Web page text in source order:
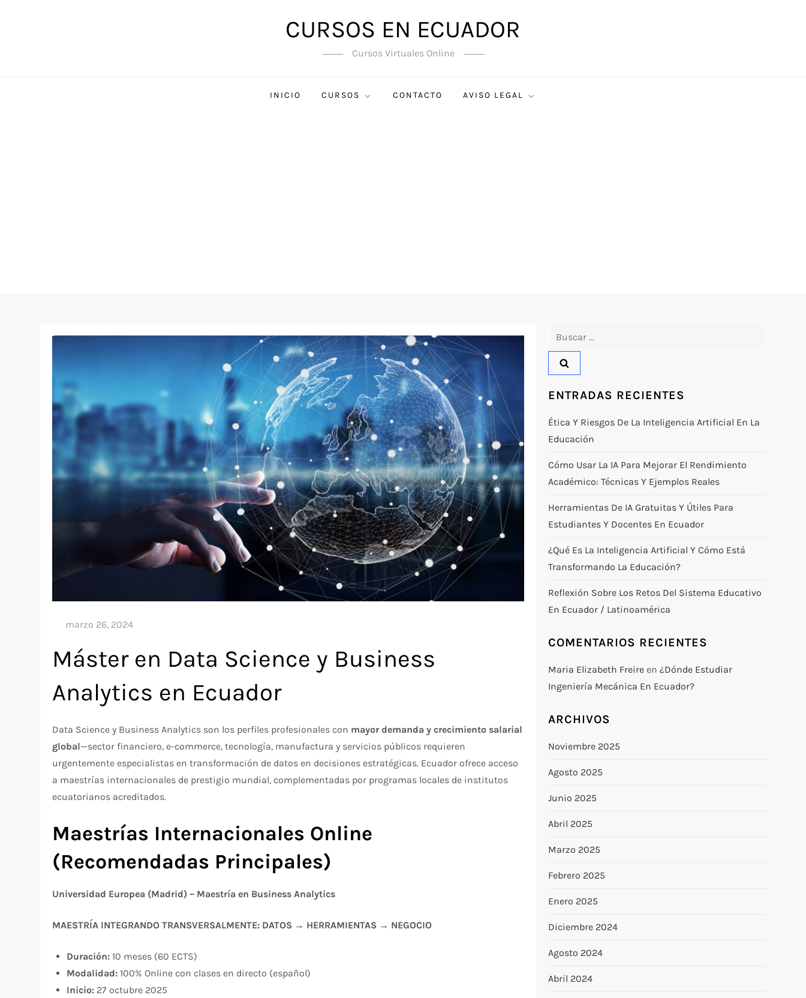
CURSOS EN ECUADOR
Cursos Virtuales Online
INICIO CURSOS CONTACTO AVISO LEGAL
Máster en Data Science y Business
Analytics en Ecuador
Data Science y Business Analytics son los perfiles profesionales con mayor demanda y crecimiento salarial
global—sector financiero, e-commerce, tecnología, manufactura y servicios públicos requieren
urgentemente especialistas en transformación de datos en decisiones estratégicas. Ecuador ofrece acceso
a maestrías internacionales de prestigio mundial, complementadas por programas locales de institutos
ecuatorianos acreditados.
Maestrías Internacionales Online
(Recomendadas Principales)
Universidad Europea (Madrid) – Maestría en Business Analytics
MAESTRÍA INTEGRANDO TRANSVERSALMENTE: DATOS → HERRAMIENTAS → NEGOCIO
Duración: 10 meses (60 ECTS)
Modalidad: 100% Online con clases en directo (español)
Inicio: 27 octubre 2025
ENTRADAS RECIENTES
Ética Y Riesgos De La Inteligencia Artificial En La
Educación
Cómo Usar La IA Para Mejorar El Rendimiento
Académico: Técnicas Y Ejemplos Reales
Herramientas De IA Gratuitas Y Útiles Para
Estudiantes Y Docentes En Ecuador
¿Qué Es La Inteligencia Artificial Y Cómo Está
Transformando La Educación?
Reflexión Sobre Los Retos Del Sistema Educativo
En Ecuador / Latinoamérica
COMENTARIOS RECIENTES
Maria Elizabeth Freireen ¿Dónde Estudiar
Ingeniería Mecánica En Ecuador?
ARCHIVOS
Noviembre 2025
Agosto 2025
Junio 2025
Abril 2025
Marzo 2025
Febrero 2025
Enero 2025
Diciembre 2024
Agosto 2024
Abril 2024